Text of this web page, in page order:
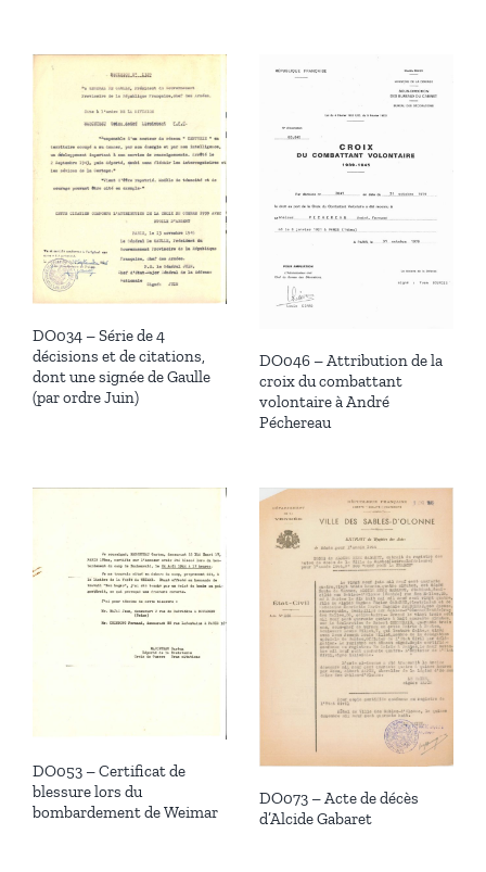
DO034 – Série de 4
décisions et de citations,
dont une signée de Gaulle
(par ordre Juin)
DO046 – Attribution de la
croix du combattant
volontaire à André
Péchereau
DO053 – Certificat de
blessure lors du
bombardement de Weimar
DO073 – Acte de décès
d’Alcide Gabaret